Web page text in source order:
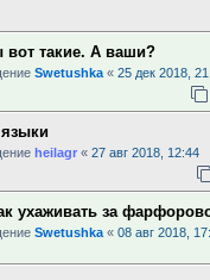
вот такие. А ваши?
Swetushka « 25 дек 2018,
heilagr « 27 авг 2018, 12:44
ухаживать за
Swetushka « 08 авг 2018,